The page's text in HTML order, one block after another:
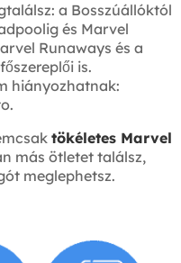
a Bosszúállóktól
és Marvel
Runaways és a
is.
hiányozhatnak:
tökéletes Marvel
más ötletet találsz,
meglephetsz.